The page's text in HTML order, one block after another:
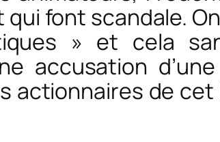
font scandale.
» et cela
accusation
actionnaires de